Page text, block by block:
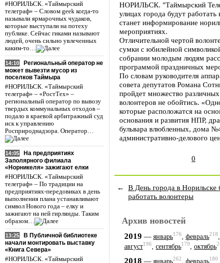
#НОРИЛЬСК. «Таймырский
телеграф» – Словом geek когда-то
называли ярмарочных чудаков,
которые выступали на потеху
публике. Сейчас гиками называют
людей, очень сильно увлеченных
каким-то…
14:10
Региональный оператор не
может вывезти мусор из
поселков Таймыра
#НОРИЛЬСК. «Таймырский
телеграф» – «РостТех» –
региональный оператор по вывозу
твердых коммунальных отходов –
подало в краевой арбитражный суд
иск к управлению
Росприроднадзора. Оператор…
14:05
На предприятиях
Заполярного филиала
«Норникеля» зажигают елки
#НОРИЛЬСК. «Таймырский
телеграф» – По традиции на
предприятиях-передовиках в день
выполнения плана устанавливают
символ Нового года – елку и
зажигают на ней гирлянды. Таким
образом…
13:25
В Публичной библиотеке
начали монтировать выставку
«Книга Севера»
#НОРИЛЬСК. «Таймырский
НОРИЛЬСК. "Таймырский
улицах города будут
станет информирование
мероприятиях.
Отличительной чертой
сумки с юбилейной
собрании молодым людям
программой праздничных
По словам руководителя
совета депутатов Романа
пройдет множество
волонтеров не обойтись.
которые расположатся на
основания и развития НПР,
бульвара влюбленных, дома
административно-делового
0
←
В День города в Норильске
работать волонтеры
Архив новостей
2019 — январь176 февраль218
август196, сентябрь179, октябрь
2018 — январь262 февраль180